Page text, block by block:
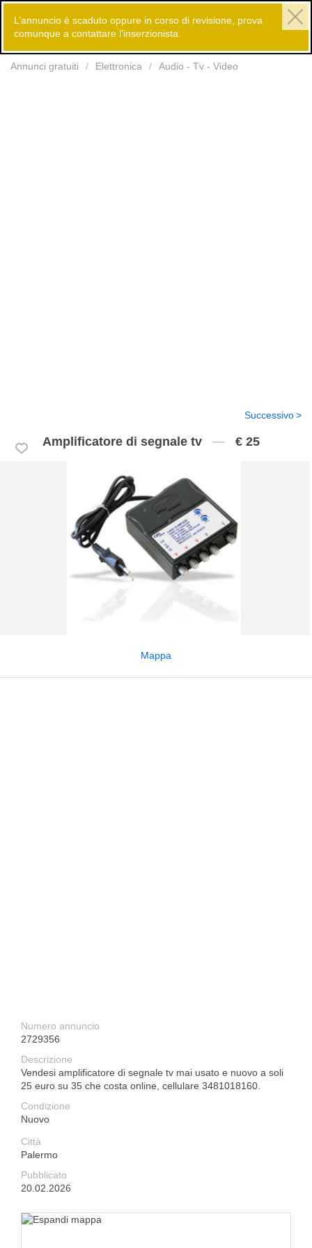
Annunci gratuiti Elettronica Audio - Tv - Video
L’annuncio è scaduto oppure in corso di revisione, prova
comunque a contattare l’inserzionista.
Amplificatore di segnale tv € 25
Successivo
Mappa
Numero annuncio
2729356
Descrizione
Vendesi amplificatore di segnale tv mai usato e nuovo a soli
25 euro su 35 che costa online, cellulare 3481018160.
Condizione
Nuovo
Città
Palermo
Pubblicato
20.02.2026